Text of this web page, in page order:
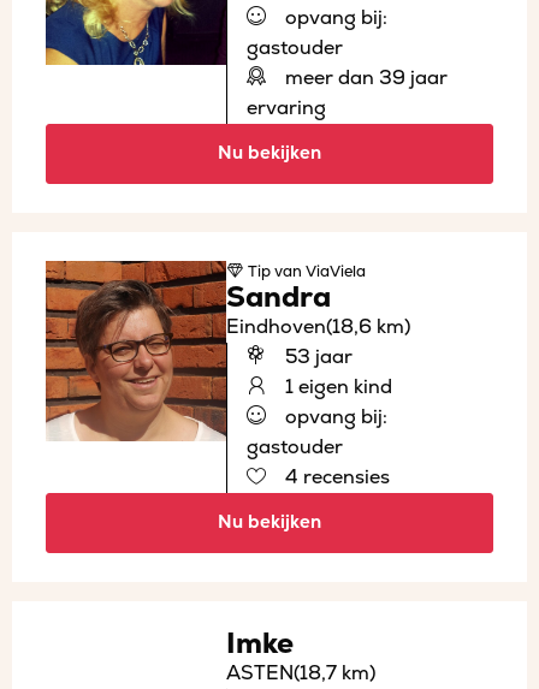
opvang bij:
gastouder
meer dan 39 jaar
ervaring
Nu bekijken
Tipvan ViaViela
Sandra
Eindhoven(18,6 km)
53 jaar
1 eigen kind
opvang bij:
gastouder
4 recensies
Nu bekijken
Imke
ASTEN(18,7 km)